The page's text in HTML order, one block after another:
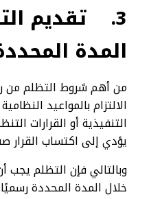
3.
تقديم
المدة
من أهم شروط التظلم من
الالتزام بالمواعيد
التنفيذية أو القرارات
يؤدي إلى اكتساب القرار
وبالتالي فإن التظلم يجب
خلال المدة المحددة